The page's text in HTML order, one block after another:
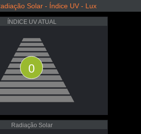
Solar - Índice UV - Lux
ÍNDICE UV ATUAL
0
Radiação Solar